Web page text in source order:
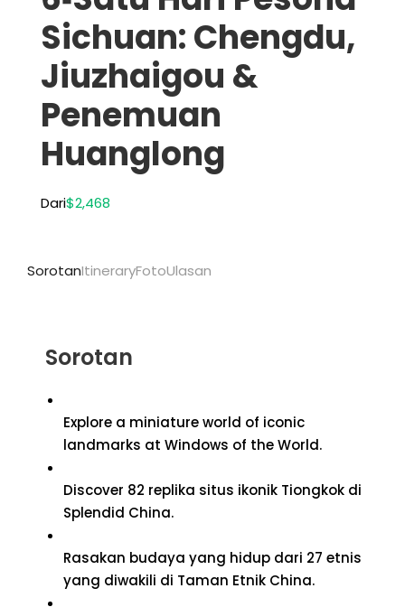
Sichuan: Chengdu,
Jiuzhaigou &
Penemuan
Huanglong
Dari$2,468
SorotanItineraryFotoUlasan
Sorotan
Explore a miniature world of iconic
landmarks at Windows of the World.
Discover 82 replika situs ikonik Tiongkok di
Splendid China.
Rasakan budaya yang hidup dari 27 etnis
yang diwakili di Taman Etnik China.